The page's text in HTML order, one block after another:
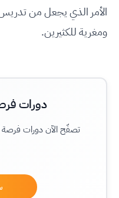
الأمر الذي يجعل من
ومغرية للكثيرين.
دورات
تصفّح الآن دورات فرصة